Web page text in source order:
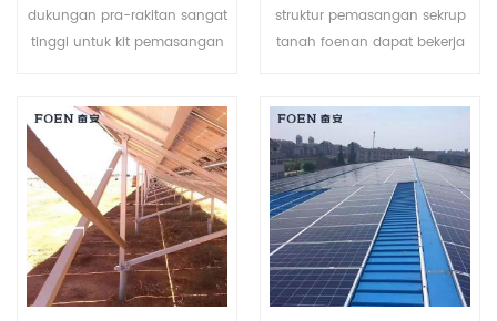
dukungan pra-rakitan sangat
tinggi untuk kit pemasangan
biaya tenaga kerja Anda dan
mempersingkat waktu
pemasangan.
struktur pemasangan sekrup
tanah foenan dapat bekerja
pada kondisi tanah yang
berbeda.